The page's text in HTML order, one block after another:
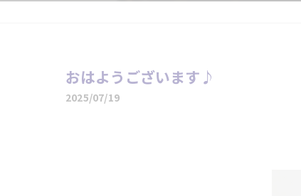
おはようございます♪
2025/07/19